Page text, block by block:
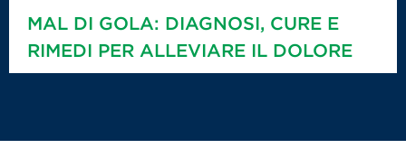
MAL DI GOLA: DIAGNOSI, CURE E
RIMEDI PER ALLEVIARE IL DOLORE